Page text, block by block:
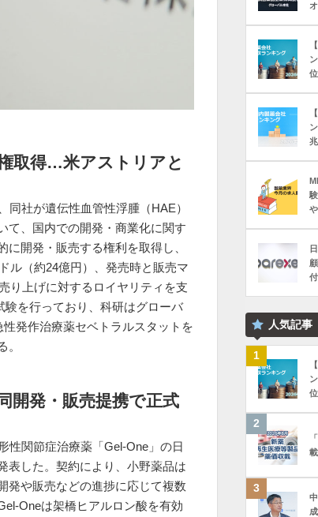
取得…米アストリアと
社が遺伝性血管性浮腫（HAE）
て、国内での開発・商業化に関す
開発・販売する権利を取得し、
ル（約24億円）、発売時と販売マ
り上げに対するロイヤリティを支
を行っており、科研はグローバ
発作治療薬セベトラルスタットを
開発・販売提携で正式
性関節症治療薬「Gel-One」の日
表した。契約により、小野薬品は
発や販売などの進捗に応じて複数
Oneは架橋ヒアルロン酸を有効
人気記事